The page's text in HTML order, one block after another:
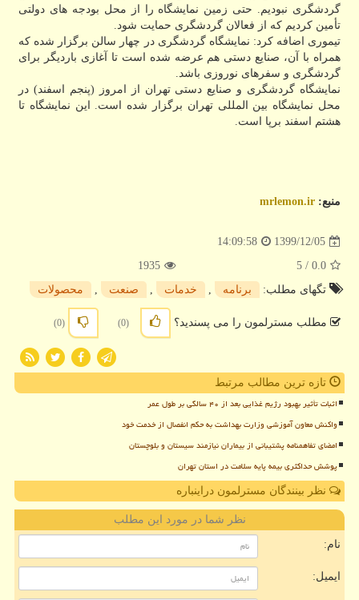
گردشگری نبودیم. حتی زمین نمایشگاه را از محل بودجه های دولتی
تأمین کردیم که از فعالان گردشگری حمایت شود.
تیموری اضافه کرد: نمایشگاه گردشگری در چهار سالن برگزار شده که
همراه با آن، صنایع دستی هم عرضه شده است تا آغازی باردیگر برای
گردشگری و سفرهای نوروزی باشد.
نمایشگاه گردشگری و صنایع دستی تهران از امروز (پنجم اسفند) در
محل نمایشگاه بین المللی تهران برگزار شده است. این نمایشگاه تا
هشتم اسفند برپا است.
منبع: mrlemon.ir
1399/12/05
14:09:58
0.0
/ 5
1935
تگهای مطلب:
برنامه , خدمات , صنعت , محصولات
مطلب مسترلمون را می پسندید؟ (0)
(0)
تازه ترین مطالب مرتبط
اثبات تأثیر بهبود رژیم غذایی بعد از ۴۰ سالگی بر طول عمر
واکنش معاون آموزشی وزارت بهداشت به حکم انفصال از خدمت خود
امضای تفاهمنامه پشتیبانی از بیماران نیازمند سیستان و بلوچستان
پوشش حداکثری بیمه پایه سلامت در استان تهران
نظر بینندگان مسترلمون دراینباره
نظر شما در مورد این مطلب
نام:
ایمیل: